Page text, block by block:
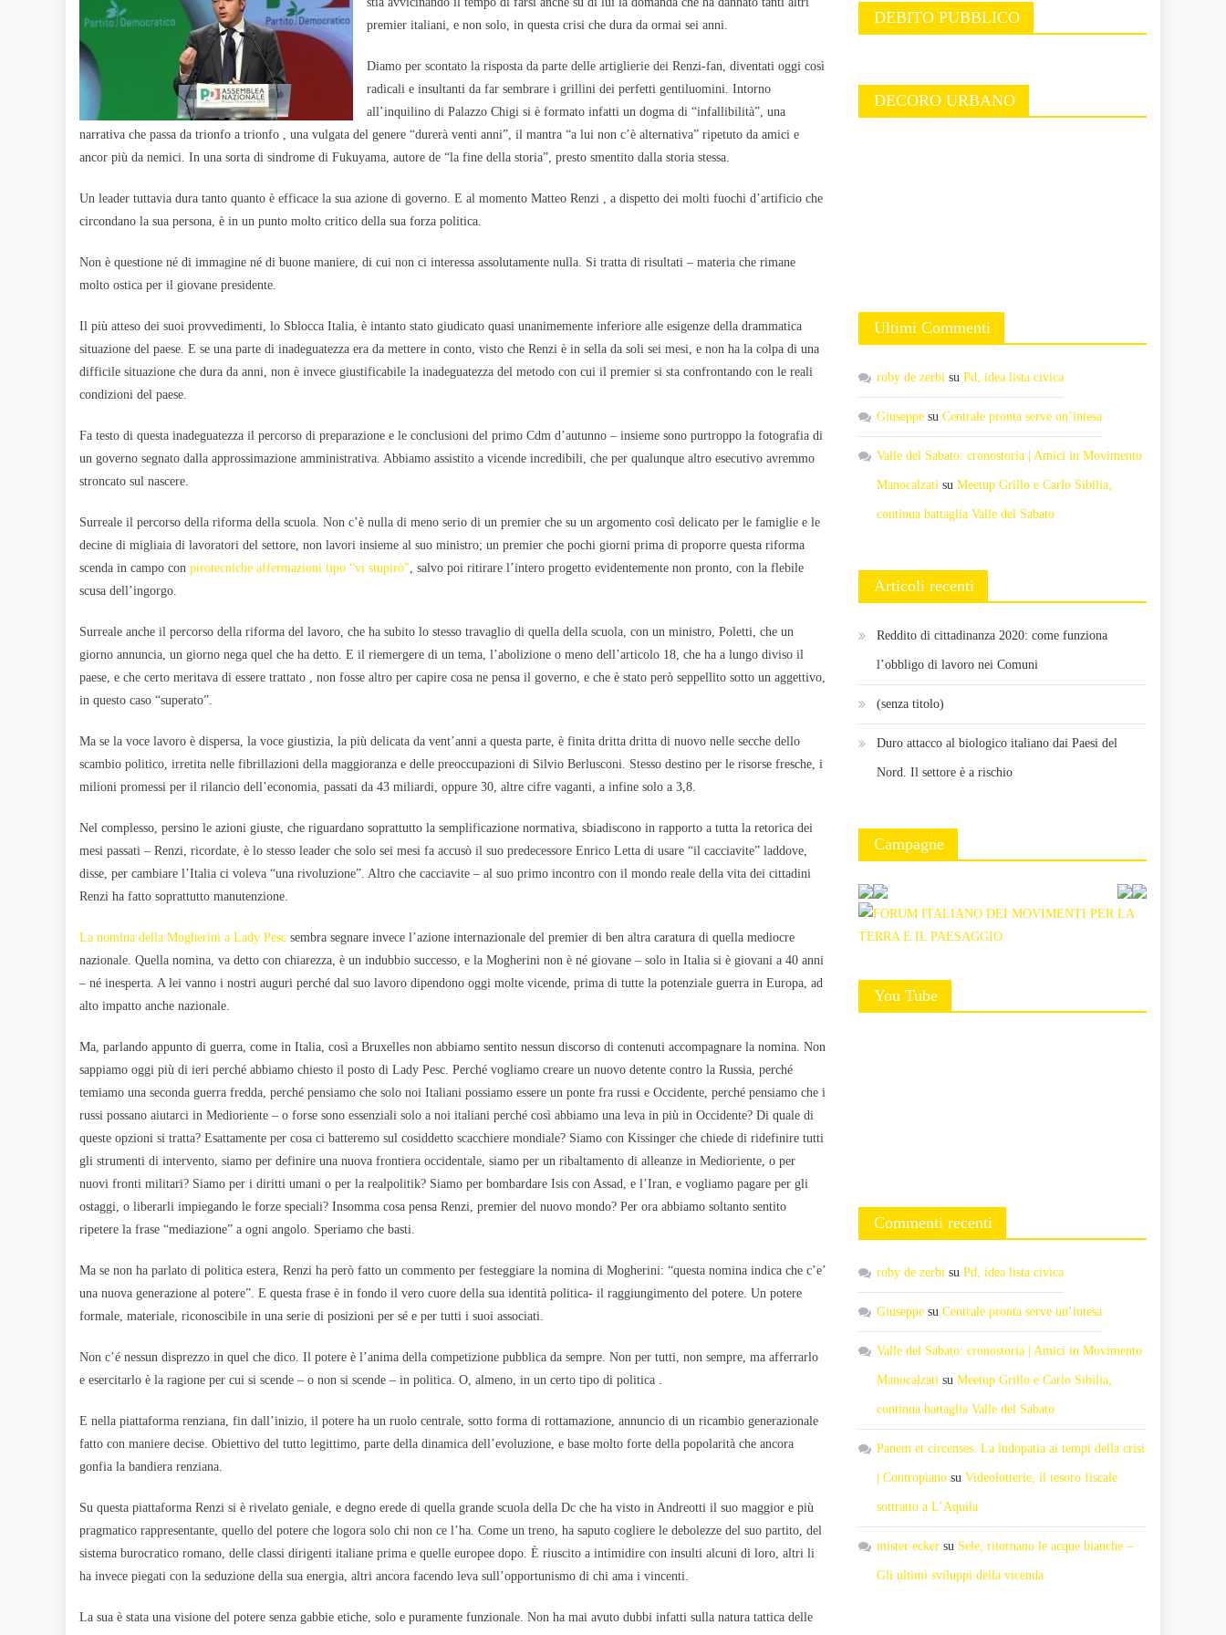
premier italiani, e non solo, in questa crisi che dura da ormai sei anni.
Diamo per scontato la risposta da parte delle artiglierie dei Renzi-fan, diventati oggi così
radicali e insultanti da far sembrare i grillini dei perfetti gentiluomini. Intorno
all’inquilino di Palazzo Chigi si è formato infatti un dogma di “infallibilità”, una
narrativa che passa da trionfo a trionfo , una vulgata del genere “durerà venti anni”, il mantra “a lui non c’è alternativa” ripetuto da amici e
ancor più da nemici. In una sorta di sindrome di Fukuyama, autore de “la fine della storia”, presto smentito dalla storia stessa.
Un leader tuttavia dura tanto quanto è efficace la sua azione di governo. E al momento Matteo Renzi , a dispetto dei molti fuochi d’artificio che
circondano la sua persona, è in un punto molto critico della sua forza politica.
Non è questione né di immagine né di buone maniere, di cui non ci interessa assolutamente nulla. Si tratta di risultati – materia che rimane
molto ostica per il giovane presidente.
Il più atteso dei suoi provvedimenti, lo Sblocca Italia, è intanto stato giudicato quasi unanimemente inferiore alle esigenze della drammatica
situazione del paese. E se una parte di inadeguatezza era da mettere in conto, visto che Renzi è in sella da soli sei mesi, e non ha la colpa di una
difficile situazione che dura da anni, non è invece giustificabile la inadeguatezza del metodo con cui il premier si sta confrontando con le reali
condizioni del paese.
Fa testo di questa inadeguatezza il percorso di preparazione e le conclusioni del primo Cdm d’autunno – insieme sono purtroppo la fotografia di
un governo segnato dalla approssimazione amministrativa. Abbiamo assistito a vicende incredibili, che per qualunque altro esecutivo avremmo
stroncato sul nascere.
Surreale il percorso della riforma della scuola. Non c’è nulla di meno serio di un premier che su un argomento così delicato per le famiglie e le
decine di migliaia di lavoratori del settore, non lavori insieme al suo ministro; un premier che pochi giorni prima di proporre questa riforma
scenda in campo con pirotecniche affermazioni tipo “vi stupirò” , salvo poi ritirare l’intero progetto evidentemente non pronto, con la flebile
scusa dell’ingorgo.
Surreale anche il percorso della riforma del lavoro, che ha subito lo stesso travaglio di quella della scuola, con un ministro, Poletti, che un
giorno annuncia, un giorno nega quel che ha detto. E il riemergere di un tema, l’abolizione o meno dell’articolo 18, che ha a lungo diviso il
paese, e che certo meritava di essere trattato , non fosse altro per capire cosa ne pensa il governo, e che è stato però seppellito sotto un aggettivo,
in questo caso “superato”.
Ma se la voce lavoro è dispersa, la voce giustizia, la più delicata da vent’anni a questa parte, è finita dritta dritta di nuovo nelle secche dello
scambio politico, irretita nelle fibrillazioni della maggioranza e delle preoccupazioni di Silvio Berlusconi. Stesso destino per le risorse fresche, i
milioni promessi per il rilancio dell’economia, passati da 43 miliardi, oppure 30, altre cifre vaganti, a infine solo a 3,8.
Nel complesso, persino le azioni giuste, che riguardano soprattutto la semplificazione normativa, sbiadiscono in rapporto a tutta la retorica dei
mesi passati – Renzi, ricordate, è lo stesso leader che solo sei mesi fa accusò il suo predecessore Enrico Letta di usare “il cacciavite” laddove,
disse, per cambiare l’Italia ci voleva “una rivoluzione”. Altro che cacciavite – al suo primo incontro con il mondo reale della vita dei cittadini
Renzi ha fatto soprattutto manutenzione.
La nomina della Mogherini a Lady Pesc sembra segnare invece l’azione internazionale del premier di ben altra caratura di quella mediocre
nazionale. Quella nomina, va detto con chiarezza, è un indubbio successo, e la Mogherini non è né giovane – solo in Italia si è giovani a 40 anni
– né inesperta. A lei vanno i nostri auguri perché dal suo lavoro dipendono oggi molte vicende, prima di tutte la potenziale guerra in Europa, ad
alto impatto anche nazionale.
Ma, parlando appunto di guerra, come in Italia, così a Bruxelles non abbiamo sentito nessun discorso di contenuti accompagnare la nomina. Non
sappiamo oggi più di ieri perché abbiamo chiesto il posto di Lady Pesc. Perché vogliamo creare un nuovo detente contro la Russia, perché
temiamo una seconda guerra fredda, perché pensiamo che solo noi Italiani possiamo essere un ponte fra russi e Occidente, perché pensiamo che i
russi possano aiutarci in Medioriente – o forse sono essenziali solo a noi italiani perché così abbiamo una leva in più in Occidente? Di quale di
queste opzioni si tratta? Esattamente per cosa ci batteremo sul cosiddetto scacchiere mondiale? Siamo con Kissinger che chiede di ridefinire tutti
gli strumenti di intervento, siamo per definire una nuova frontiera occidentale, siamo per un ribaltamento di alleanze in Medioriente, o per
nuovi fronti militari? Siamo per i diritti umani o per la realpolitik? Siamo per bombardare Isis con Assad, e l’Iran, e vogliamo pagare per gli
ostaggi, o liberarli impiegando le forze speciali? Insomma cosa pensa Renzi, premier del nuovo mondo? Per ora abbiamo soltanto sentito
ripetere la frase “mediazione” a ogni angolo. Speriamo che basti.
Ma se non ha parlato di politica estera, Renzi ha però fatto un commento per festeggiare la nomina di Mogherini: “questa nomina indica che c’e’
una nuova generazione al potere”. E questa frase è in fondo il vero cuore della sua identità politica- il raggiungimento del potere. Un potere
formale, materiale, riconoscibile in una serie di posizioni per sé e per tutti i suoi associati.
Non c’é nessun disprezzo in quel che dico. Il potere è l’anima della competizione pubblica da sempre. Non per tutti, non sempre, ma afferrarlo
e esercitarlo è la ragione per cui si scende – o non si scende – in politica. O, almeno, in un certo tipo di politica .
E nella piattaforma renziana, fin dall’inizio, il potere ha un ruolo centrale, sotto forma di rottamazione, annuncio di un ricambio generazionale
fatto con maniere decise. Obiettivo del tutto legittimo, parte della dinamica dell’evoluzione, e base molto forte della popolarità che ancora
gonfia la bandiera renziana.
Su questa piattaforma Renzi si è rivelato geniale, e degno erede di quella grande scuola della Dc che ha visto in Andreotti il suo maggior e più
pragmatico rappresentante, quello del potere che logora solo chi non ce l’ha. Come un treno, ha saputo cogliere le debolezze del suo partito, del
sistema burocratico romano, delle classi dirigenti italiane prima e quelle europee dopo. È riuscito a intimidire con insulti alcuni di loro, altri li
ha invece piegati con la seduzione della sua energia, altri ancora facendo leva sull’opportunismo di chi ama i vincenti.
La sua è stata una visione del potere senza gabbie etiche, solo e puramente funzionale. Non ha mai avuto dubbi infatti sulla natura tattica delle
DEBITO PUBBLICO
DECORO URBANO
Ultimi Commenti
roby de zerbi suPd, idea lista civica
Giuseppe suCentrale pronta serve un’intesa
Valle del Sabato: cronostoria | Amici in Movimento
Manocalzati suMeetup Grillo e Carlo Sibilia,
continua battaglia Valle del Sabato
Articoli recenti
Reddito di cittadinanza 2020: come funziona
l’obbligo di lavoro nei Comuni
(senza titolo)
Duro attacco al biologico italiano dai Paesi del
Nord. Il settore è a rischio
Campagne
You Tube
Commenti recenti
roby de zerbi suPd, idea lista civica
Giuseppe suCentrale pronta serve un’intesa
Valle del Sabato: cronostoria | Amici in Movimento
Manocalzati suMeetup Grillo e Carlo Sibilia,
continua battaglia Valle del Sabato
Panem et circenses. La ludopatia ai tempi della crisi
| Contropiano suVideolotterie, il tesoro fiscale
sottratto a L’Aquila
mister ecker su Sele, ritornano le acque bianche –
Gli ultimi sviluppi della vicenda